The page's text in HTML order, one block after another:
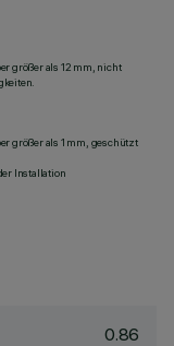
größer als 12 mm, nicht
größer als 1 mm, geschützt
Installation
0.86